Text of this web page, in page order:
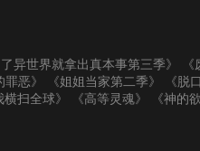
异世界就拿出真本事第三季》
恶》
《姐姐当家第二季》
《脱
扫全球》
《高等灵魂》 《神的